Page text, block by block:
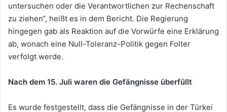
untersuchen oder die Verantwortlichen zur Rechenschaft
zu ziehen“, heißt es in dem Bericht. Die Regierung
hingegen gab als Reaktion auf die Vorwürfe eine Erklärung
ab, wonach eine Null-Toleranz-Politik gegen Folter
verfolgt werde.
Nach dem 15. Juli waren die Gefängnisse überfüllt
Es wurde festgestellt, dass die Gefängnisse in der Türkei